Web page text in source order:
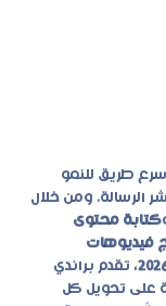
طريق للنمو
الرسالة. ومن خلال
كتابة محتوى
فيديوهات
، تقدم براندي
على تحويل كل